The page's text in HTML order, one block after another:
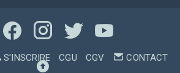
S'INSCRIRE CGU CGV CONTACT